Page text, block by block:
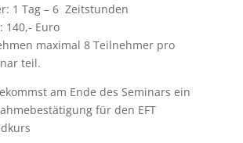
1 Tag – 6 Zeitstunden
140,- Euro
maximal 8 Teilnehmer pro
teil.
am Ende des Seminars ein
für den EFT